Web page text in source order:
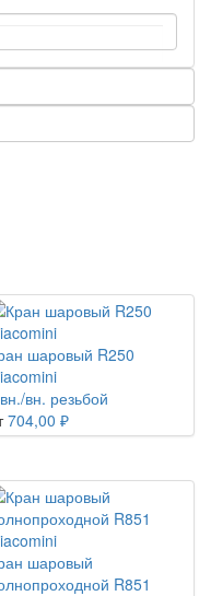
шаровый R250
вн. резьбой
704,00 ₽
шаровый
R851